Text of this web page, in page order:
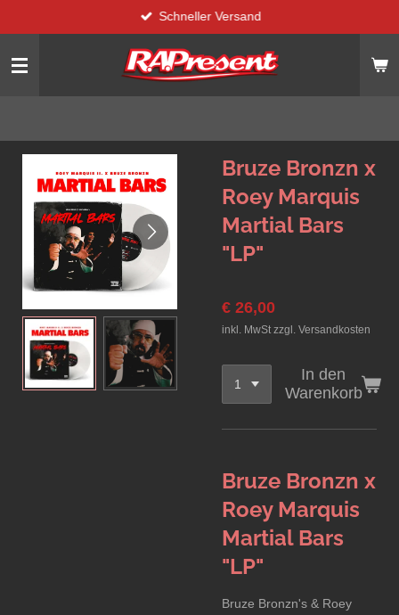
Hauptinhalt
springen
Schneller Versand
Bruze Bronzn x
Roey Marquis
Martial Bars
"LP"
€ 26,00
inkl. MwSt zzgl. Versandkosten
In den
Warenkorb
Bruze Bronzn x
Roey Marquis
Martial Bars
"LP"
Bruze Bronzn's & Roey